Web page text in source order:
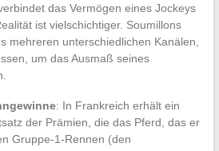
das Vermögen eines Jockeys
ist vielschichtiger. Soumillons
mehreren unterschiedlichen Kanälen,
um das Ausmaß seines
: In Frankreich erhält ein
der Prämien, die das Pferd, das er
Gruppe-1-Rennen (den